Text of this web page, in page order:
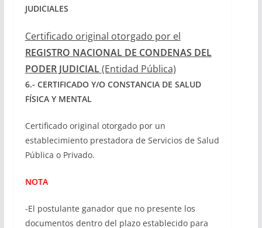
JUDICIALES
Certificado original otorgado por el
REGISTRO NACIONAL DE CONDENAS DEL
PODER JUDICIAL(Entidad Pública)
6.- CERTIFICADO Y/O CONSTANCIA DE SALUD
FÍSICA Y MENTAL
Certificado original otorgado por un
establecimiento prestadora de Servicios de Salud
Pública o Privado.
NOTA
-El postulante ganador que no presente los
documentos dentro del plazo establecido para